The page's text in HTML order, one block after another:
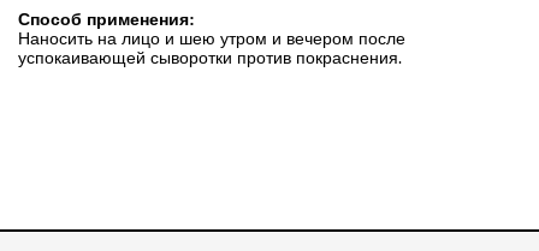
Способ применения:
Наносить на лицо и шею утром и вечером после
успокаивающей сыворотки против покраснения.